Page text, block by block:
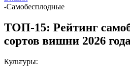
-Самобесплодные
ТОП-15: Рейтинг
сортов вишни 2026 года
Культуры: